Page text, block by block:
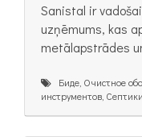
Sanistal ir
uzņēmums, kas
metālapstrādes
Биде, Очистное
инструментов, Септики